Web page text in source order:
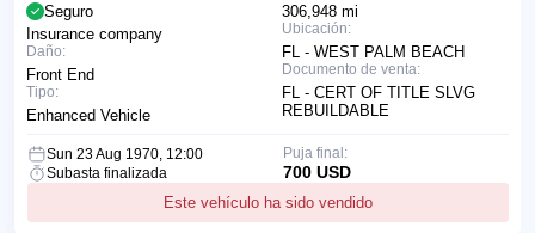
306,948 mi
Ubicación:
FL - WEST PALM BEACH
Documento de venta:
FL - CERT OF TITLE SLVG
REBUILDABLE
Seguro
Insurance company
Daño:
Front End
Tipo:
Enhanced Vehicle
Sun 23 Aug 1970, 12:00
Subasta finalizada
Este vehículo ha sido vendido
Puja final:
700 USD